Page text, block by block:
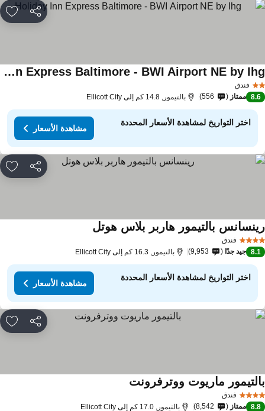
مشاركة
فندق
Holiday Inn Express Baltimore - BWI Airport NE by Ihg
8.6 ممتاز 556 بالتيمور, 14.8 كم إلى Ellicott City
اختر التواريخ لمشاهدة الأسعار المحددة
مشاهدة الأسعار
مشاركة
فندق
بالتيمور هاربر بلاس هوتل
8.1 جيد جدًا 9,953 بالتيمور, 16.3 كم إلى Ellicott City
اختر التواريخ لمشاهدة الأسعار المحددة
مشاهدة الأسعار
مشاركة
فندق
ماريوت ووترفرونت
8.8 ممتاز 8,542 بالتيمور, 17.0 كم إلى Ellicott City